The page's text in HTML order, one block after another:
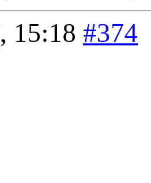
15:18 #374